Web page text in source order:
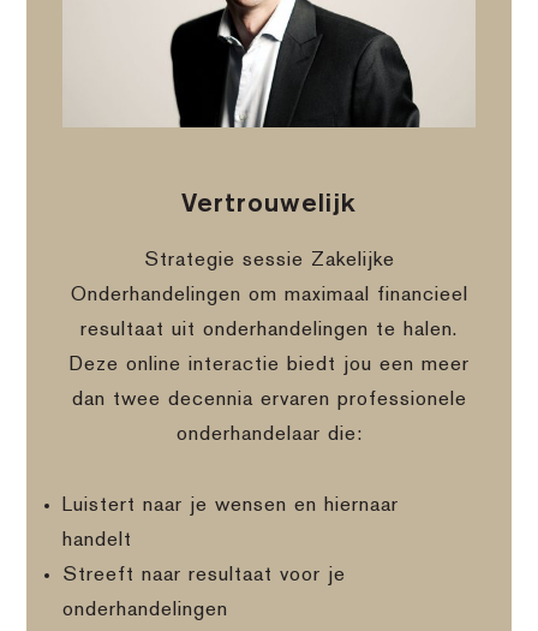
Vertrouwelijk
Strategie sessie Zakelijke
Onderhandelingen om maximaal financieel
resultaat uit onderhandelingen te halen.
Deze online interactie biedt jou een meer
dan twee decennia ervaren professionele
onderhandelaar die:
Luistert naar je wensen en hiernaar
handelt
Streeft naar resultaat voor je
onderhandelingen